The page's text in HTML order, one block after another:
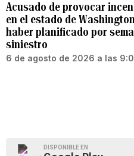
Acusado de provocar
en el estado de
haber planificado por
siniestro
6 de agosto de 2026 a las
DISPONIBLE EN